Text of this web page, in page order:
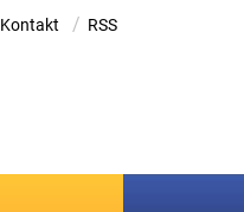
Kontakt / RSS